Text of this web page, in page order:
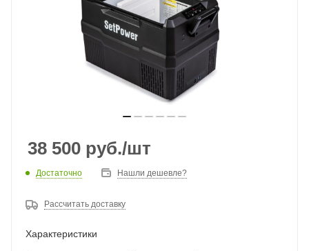
38 500 руб./шт
Достаточно Нашли дешевле?
Рассчитать доставку
Характеристики